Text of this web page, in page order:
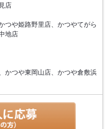
店
つや姫路野里店、かつやてがら
地店
かつや東岡山店、かつや倉敷浜